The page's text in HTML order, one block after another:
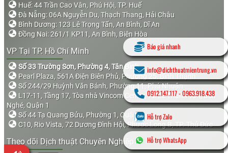
Huế: 44 Trần Cao Vân, Phú Hội, TP. Huế
Đà Nẵng: 06A Nguyễn Du, Thạch Thang, Hải Châu
Bình Dương: 123 Lê Trọng Tấn, An Bình, Dĩ An
Đồng Nai: 261/1 KP11, An Bình, Biên Hòa
VP Tại TP. Hồ Chí Minh
Số 33 Trường Sơn, Phường 4, Tân Bình
Pearl Plaza, 561A Điện Biên Phủ, Phường 25, Bình Thạnh
Số 244/29 Huỳnh Văn Bánh, Phường 11, Phú Nhuận
L17-11, Tầng 17, Tòa nhà Vincom Center, 72 Lê Thánh Tôn, Bến
Nghé, Quận 1
Số 44 Tạ Quang Bửu, Phường 1, Quận 8
C10, Rio Vista, 72 Dương Đình Hội, Phước Long B, TP. Thủ Đức
Theo dõi Dịch thuật Chuyên Nghiệp
Báo giá nhanh
info@dichthuatmientrung.vn
0912.147.117-0963.918.438
Hỗ trợ Zalo
Hỗ trợ WhatsApp